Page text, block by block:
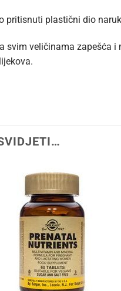
pritisnuti plastični dio
svim veličinama zapešća